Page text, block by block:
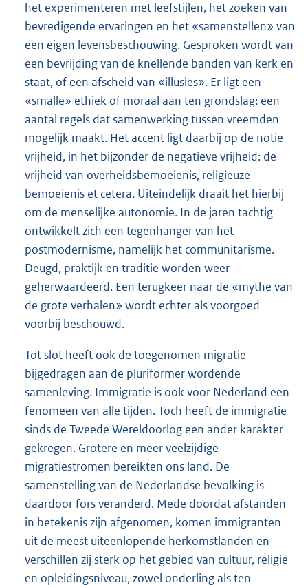
het experimenteren met leefstijlen, het zoeken van
bevredigende ervaringen en het «samenstellen» van
een eigen levensbeschouwing. Gesproken wordt van
een bevrijding van de knellende banden van kerk en
staat, of een afscheid van «illusies». Er ligt een
«smalle» ethiek of moraal aan ten grondslag; een
aantal regels dat samenwerking tussen vreemden
mogelijk maakt. Het accent ligt daarbij op de notie
vrijheid, in het bijzonder de negatieve vrijheid: de
vrijheid van overheidsbemoeienis, religieuze
bemoeienis et cetera. Uiteindelijk draait het hierbij
om de menselijke autonomie. In de jaren tachtig
ontwikkelt zich een tegenhanger van het
postmodernisme, namelijk het communitarisme.
Deugd, praktijk en traditie worden weer
geherwaardeerd. Een terugkeer naar de «mythe van
de grote verhalen» wordt echter als voorgoed
voorbij beschouwd.
Tot slot heeft ook de toegenomen migratie
bijgedragen aan de pluriformer wordende
samenleving. Immigratie is ook voor Nederland een
fenomeen van alle tijden. Toch heeft de immigratie
sinds de Tweede Wereldoorlog een ander karakter
gekregen. Grotere en meer veelzijdige
migratiestromen bereikten ons land. De
samenstelling van de Nederlandse bevolking is
daardoor fors veranderd. Mede doordat afstanden
in betekenis zijn afgenomen, komen immigranten
uit de meest uiteenlopende herkomstlanden en
verschillen zij sterk op het gebied van cultuur, religie
en opleidingsniveau, zowel onderling als ten